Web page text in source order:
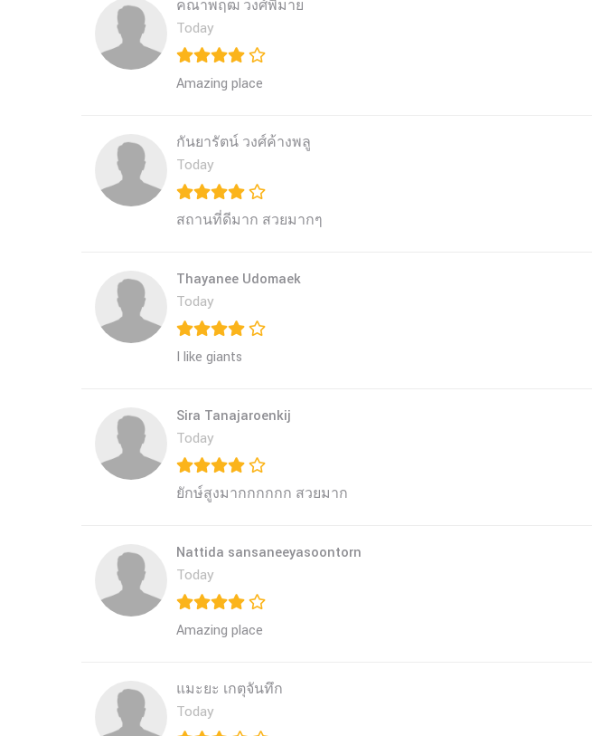
คณาพฤฒ วงศ์พิมาย
Today
Amazing place
กันยารัตน์ วงศ์ค้างพลู
Today
สถานที่ดีมาก สวยมากๆ
Thayanee Udomaek
Today
I like giants
Sira Tanajaroenkij
Today
ยักษ์สูงมากกกกกก สวยมาก
Nattida sansaneeyasoontorn
Today
Amazing place
แมะยะ เกตุจันทึก
Today